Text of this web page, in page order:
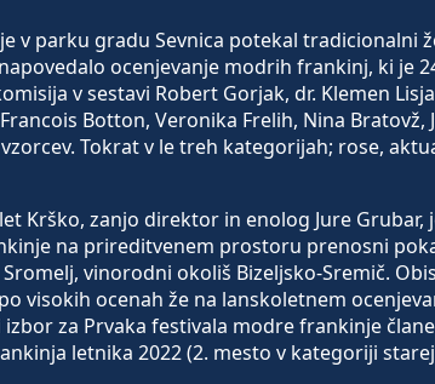
v parku gradu Sevnica potekal tradicionalni
ocenjevanje modrih frankinj, ki je
v sestavi Robert Gorjak, dr. Klemen
Botton, Veronika Frelih, Nina Bratovž,
Tokrat v le treh kategorijah; rose,
Krško, zanjo direktor in enolog Jure Grubar,
na prireditvenem prostoru prenosni
vinorodni okoliš Bizeljsko-Sremič.
visokih ocenah že na lanskoletnem
za Prvaka festivala modre frankinje
letnika 2022 (2. mesto v kategoriji